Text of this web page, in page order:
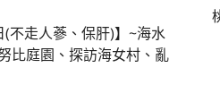
(不走人蔘、保肝)】~海水
比庭園、探訪海女村、亂